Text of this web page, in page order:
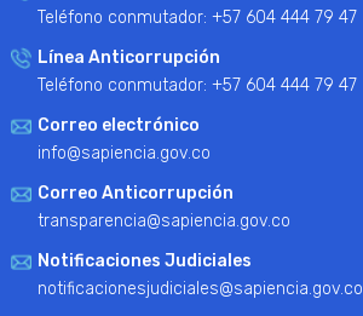
Teléfono conmutador: +57 604 444 79 47
Línea Anticorrupción
Teléfono conmutador: +57 604 444 79 47
Correo electrónico
info@sapiencia.gov.co
Correo Anticorrupción
transparencia@sapiencia.gov.co
Notificaciones Judiciales
notificacionesjudiciales@sapiencia.gov.co